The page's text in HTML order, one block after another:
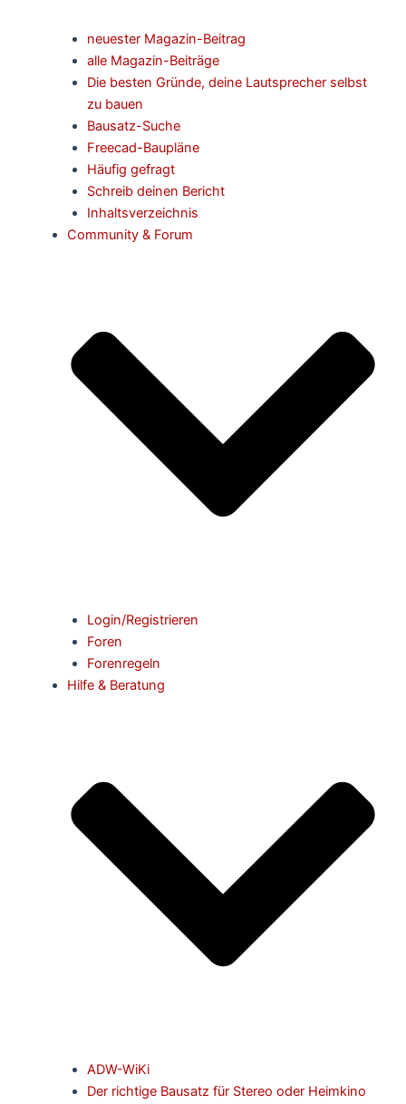
neuester Magazin-Beitrag
alle Magazin-Beiträge
Die besten Gründe, deine Lautsprecher selbst
zu bauen
Bausatz-Suche
Freecad-Baupläne
Häufig gefragt
Schreib deinen Bericht
Inhaltsverzeichnis
Community & Forum
Login/Registrieren
Foren
Forenregeln
Hilfe & Beratung
ADW-WiKi
Der richtige Bausatz für Stereo oder Heimkino